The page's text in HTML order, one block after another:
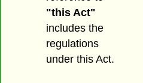
"this Act"
includes the
regulations
under this Act.